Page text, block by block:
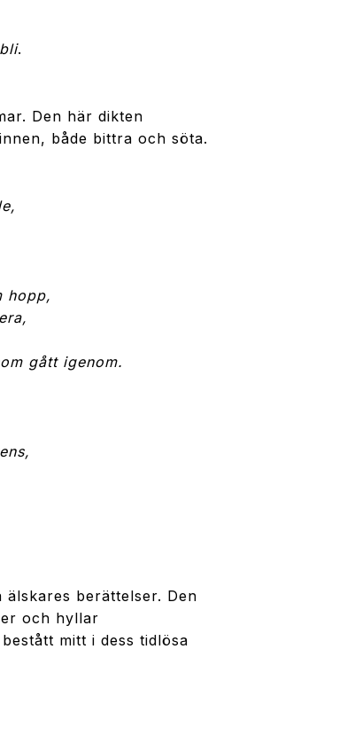
.
Den här dikten
både bittra och söta.
hopp,
gått igenom.
berättelser. Den
och hyllar
mitt i dess tidlösa